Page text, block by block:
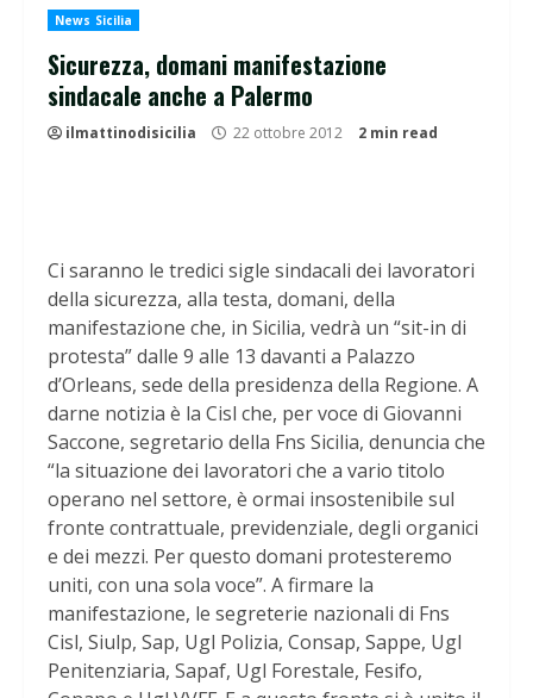
News Sicilia
Sicurezza, domani manifestazione
sindacale anche a Palermo
ilmattinodisicilia 22 ottobre 2012 2 min read
Ci saranno le tredici sigle sindacali dei lavoratori
della sicurezza, alla testa, domani, della
manifestazione che, in Sicilia, vedrà un “sit-in di
protesta” dalle 9 alle 13 davanti a Palazzo
d’Orleans, sede della presidenza della Regione. A
darne notizia è la Cisl che, per voce di Giovanni
Saccone, segretario della Fns Sicilia, denuncia che
“la situazione dei lavoratori che a vario titolo
operano nel settore, è ormai insostenibile sul
fronte contrattuale, previdenziale, degli organici
e dei mezzi. Per questo domani protesteremo
uniti, con una sola voce”. A firmare la
manifestazione, le segreterie nazionali di Fns
Cisl, Siulp, Sap, Ugl Polizia, Consap, Sappe, Ugl
Penitenziaria, Sapaf, Ugl Forestale, Fesifo,